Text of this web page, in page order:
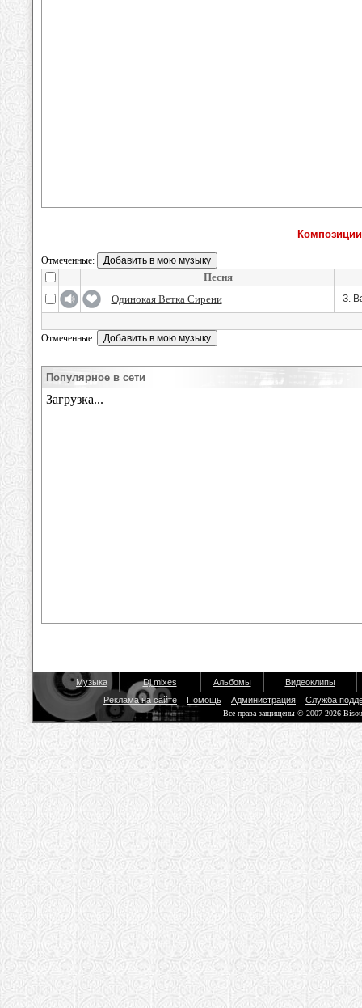
Отмеченные:
Песня
Одинокая Ветка Сирени
З.
Отмеченные:
Популярное в сети
Музыка Dj mixes Альбомы
Видеоклипы
Реклама на сайте
Помощь Администрация Служба
Все права защищены © 2007-2026